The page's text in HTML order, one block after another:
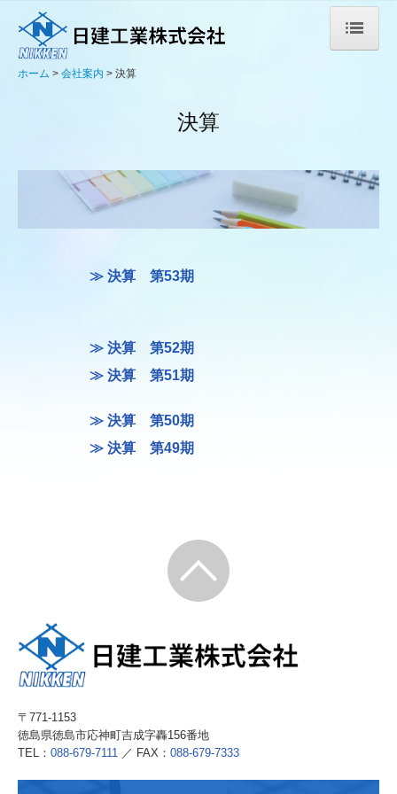
経営指針
各部署紹介
代表的な施工事例
当社の取り組み
採用情報
過去のお知らせ
過去の社会貢献
ホーム 会社案内 決算
決算
≫ 決算 第53期
≫ 決算 第52期
≫ 決算 第51期
≫ 決算 第50期
≫ 決算 第49期
〒771-1153
徳島県徳島市応神町吉成字轟156番地
TEL： 088-679-7111 ／ FAX： 088-679-7333